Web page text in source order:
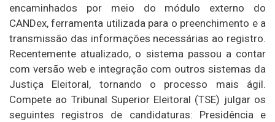
encaminhados por meio do módulo externo do
CANDex, ferramenta utilizada para o preenchimento e a
transmissão das informações necessárias ao registro.
Recentemente atualizado, o sistema passou a contar
com versão web e integração com outros sistemas da
Justiça Eleitoral, tornando o processo mais ágil.
Compete ao Tribunal Superior Eleitoral (TSE) julgar os
seguintes registros de candidaturas: Presidência e